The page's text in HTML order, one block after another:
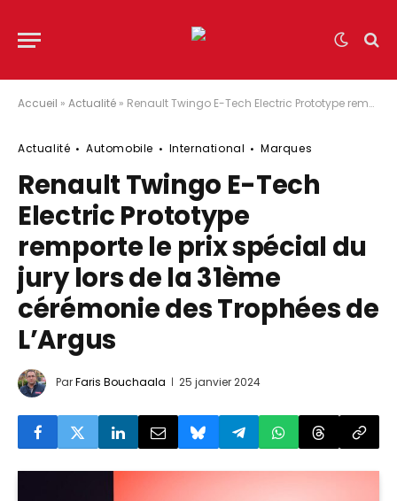
Accueil » Actualité » Renault Twingo E-Tech Electric Prototype remporte le prix spécial du jury lors de la 31ème cérémonie des Trophées de L’Argus
Actualité Automobile International Marques
Renault Twingo E-Tech
Electric Prototype
remporte le prix spécial du
jury lors de la 31ème
cérémonie des Trophées de
L’Argus
ParFaris Bouchaala 25 janvier 2024